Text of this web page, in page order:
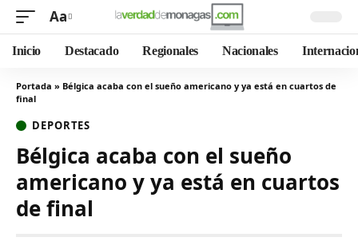
Aa
Inicio Destacado Regionales Nacionales
Portada » Bélgica acaba con el sueño americano y ya está en cuartos de
final
DEPORTES
Bélgica acaba con el sueño
americano y ya está en cuartos
de final